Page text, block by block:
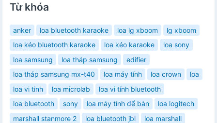
Từ khóa
anker loa bluetooth karaoke loa lg xboom
lg xboom
loa kéo bluetooth karaoke
loa kéo karaoke
loa sony
loa samsung
loa tháp samsung
edifier
loa tháp samsung mx-t40
loa máy tính loa crown
loa
loa vi tinh
loa microlab
loa vi tính bluetooth
loa bluetooth
sony loa máy tính để bàn
loa logitech
marshall stanmore 2
loa bluetooth jbl
loa marshall